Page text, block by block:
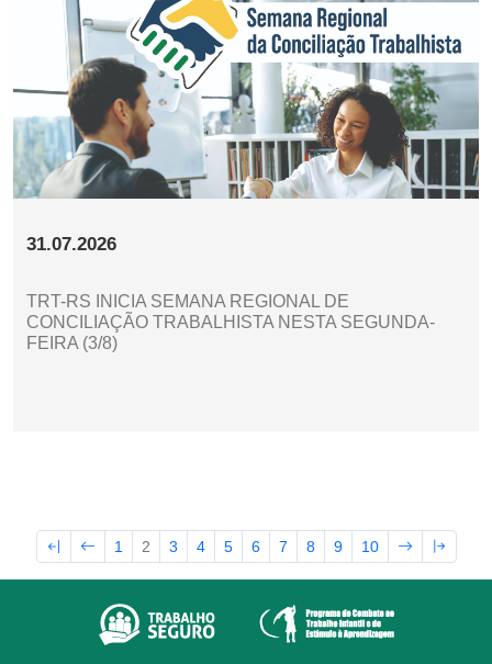
31.07.2026
TRT-RS INICIA SEMANA REGIONAL DE
CONCILIAÇÃO TRABALHISTA NESTA SEGUNDA-
FEIRA (3/8)
1 2 3 4 5 6 7 8 9 10